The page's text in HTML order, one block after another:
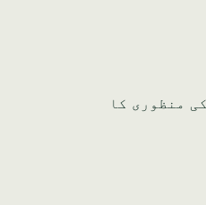
سجیلات رجسٹریشن، کاروباری ڈھانچے، 100% غیر ملکی ملکیت کے ضوابط، درکار دستاویزات، اور MOICT کی منظوری کا